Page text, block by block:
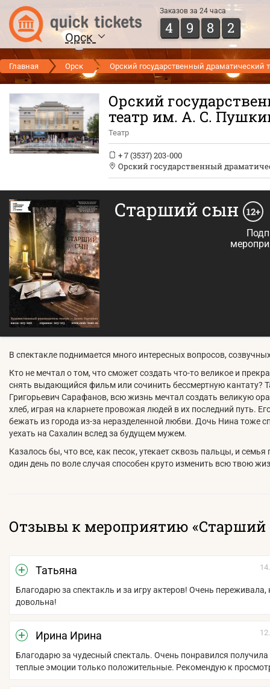
Орск
Заказов за 24 часа
4 9 8 2
Главная Орск Орский государственный драматический
Орский
театр им. А. С.
Театр
+ 7 (3537) 203-000
Орский государственный
Старший сын 12+
В спектакле поднимается много интересных вопросов,
Кто не мечтал о том, что сможет создать что-то великое и
снять выдающийся фильм или сочинить бессмертную кантату?
Григорьевич Сарафанов, всю жизнь мечтал создать великую
хлеб, играя на кларнете провожая людей в их последний путь.
бежать из города из-за неразделенной любви. Дочь Нина тоже
уехать на Сахалин вслед за будущем мужем.
Казалось бы, что все, как песок, утекает сквозь пальцы, и
один день по воле случая способен круто изменить всю твою
Отзывы к мероприятию «Старший
Татьяна
Благодарю за спектакль и за игру актеров! Очень переживала,
довольна!
Ирина Ирина
Благодарю за чудесный спекталь. Очень понравился
теплые эмоции только положительные. Рекомендую к